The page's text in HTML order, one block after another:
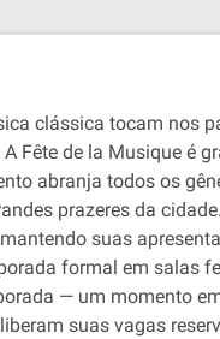
clássica tocam nos
Fête de la Musique é
abranja todos os
prazeres da
suas
formal em salas
— um momento
suas vagas